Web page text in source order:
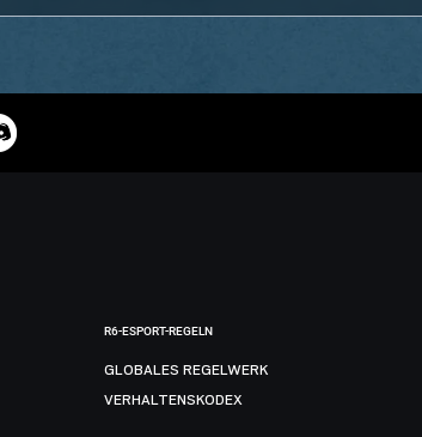
R6-ESPORT-REGELN
GLOBALES REGELWERK
VERHALTENSKODEX